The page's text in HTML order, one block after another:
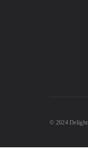
© 2024 Delight